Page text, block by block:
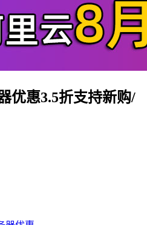
优惠3.5折支持新购/